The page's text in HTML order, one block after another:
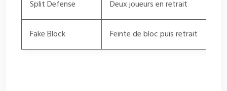
Split Defense Deux joueurs en retrait
Fake Block Feinte de bloc puis retrait